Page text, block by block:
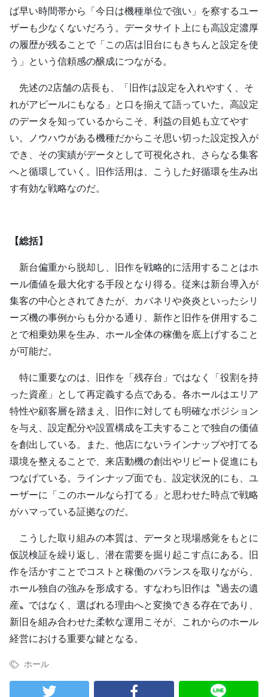
ば早い時間帯から「今日は機種単位で強い」を察するユー
ザーも少なくないだろう。データサイト上にも高設定濃厚
の履歴が残ることで「この店は旧台にもきちんと設定を使
う」という信頼感の醸成につながる。
先述の2店舗の店長も、「旧作は設定を入れやすく、そ
れがアピールにもなる」と口を揃えて語っていた。高設定
のデータを知っているからこそ、利益の目処も立てやす
い。ノウハウがある機種だからこそ思い切った設定投入が
でき、その実績がデータとして可視化され、さらなる集客
へと循環していく。旧作活用は、こうした好循環を生み出
す有効な戦略なのだ。
【総括】
新台偏重から脱却し、旧作を戦略的に活用することはホ
ール価値を最大化する手段となり得る。従来は新台導入が
集客の中心とされてきたが、カバネリや炎炎といったシリ
ーズ機の事例からも分かる通り、新作と旧作を併用するこ
とで相乗効果を生み、ホール全体の稼働を底上げすること
が可能だ。
特に重要なのは、旧作を「残存台」ではなく「役割を持
った資産」として再定義する点である。各ホールはエリア
特性や顧客層を踏まえ、旧作に対しても明確なポジション
を与え、設定配分や設置構成を工夫することで独自の価値
を創出している。また、他店にないラインナップや打てる
環境を整えることで、来店動機の創出やリピート促進にも
つなげている。ラインナップ面でも、設定状況的にも、ユ
ーザーに「このホールなら打てる」と思わせた時点で戦略
がハマっている証拠なのだ。
こうした取り組みの本質は、データと現場感覚をもとに
仮説検証を繰り返し、潜在需要を掘り起こす点にある。旧
作を活かすことでコストと稼働のバランスを取りながら、
ホール独自の強みを形成する。すなわち旧作は〝過去の遺
産〟ではなく、選ばれる理由へと変換できる存在であり、
新旧を組み合わせた柔軟な運用こそが、これからのホール
経営における重要な鍵となる。
ホール